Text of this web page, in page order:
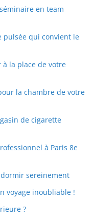
en team
pulsée qui convient le
la place de votre
la chambre de votre
de cigarette
à Paris 8e
sereinement
voyage inoubliable !
?